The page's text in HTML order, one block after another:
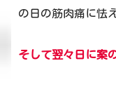
の日の筋肉痛に怯
そして翌々日に案